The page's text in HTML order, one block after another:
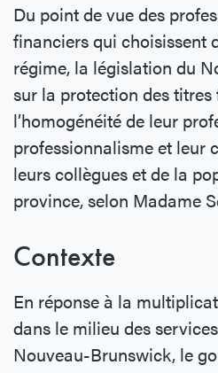
Du point de vue des
financiers qui choisissent
régime, la législation du
sur la protection des titres
l’homogénéité de leur
professionnalisme et leur
leurs collègues et de la
province, selon Madame
Contexte
En réponse à la
dans le milieu des
Nouveau-Brunswick, le